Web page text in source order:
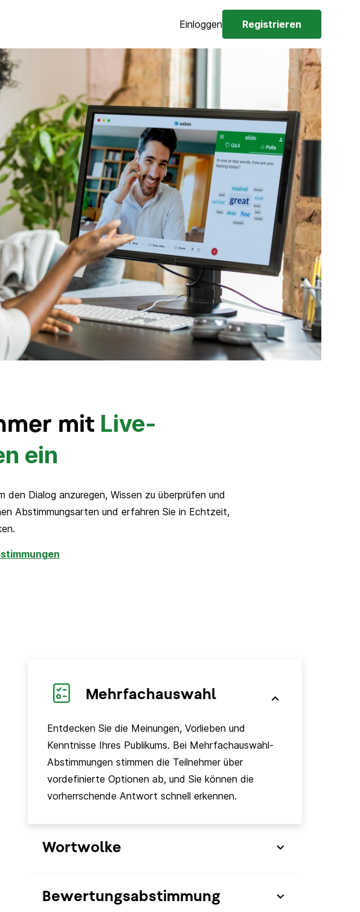
Einloggen Registrieren
mit Live-
ein
Dialog anzuregen, Wissen zu überprüfen und
Abstimmungsarten und erfahren Sie in Echtzeit,
Mehrfachauswahl
Entdecken Sie die Meinungen, Vorlieben und
Kenntnisse Ihres Publikums. Bei Mehrfachauswahl-
Abstimmungen stimmen die Teilnehmer über
vordefinierte Optionen ab, und Sie können die
vorherrschende Antwort schnell erkennen.
Wortwolke
Bewertungsabstimmung